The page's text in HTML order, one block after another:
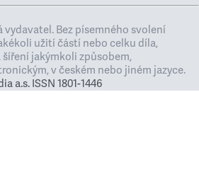
Bez písemného svolení
užití částí nebo celku díla,
jakýmkoli způsobem,
v českém nebo jiném jazyce.
a.s. ISSN 1801-1446